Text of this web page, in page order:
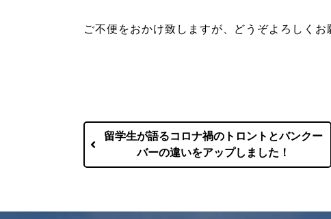
ご不便をおかけ致しますが、どうぞよろしくお
留学生が語るコロナ禍のトロントとバンクー
バーの違いをアップしました！